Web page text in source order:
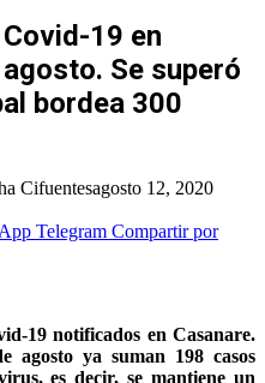
19 en
Se superó
bordea 300
Cifuentesagosto 12, 2020
Telegram Compartir por
19 notificados en Casanare.
agosto ya suman 198 casos
es decir, se mantiene un